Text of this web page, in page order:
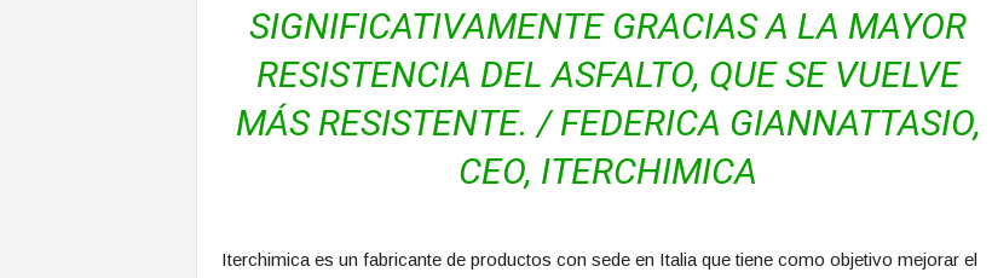
SIGNIFICATIVAMENTE GRACIAS A LA MAYOR
RESISTENCIA DEL ASFALTO, QUE SE VUELVE
MÁS RESISTENTE. / FEDERICA GIANNATTASIO,
CEO, ITERCHIMICA
Iterchimica es un fabricante de productos con sede en Italia que tiene como objetivo mejorar el